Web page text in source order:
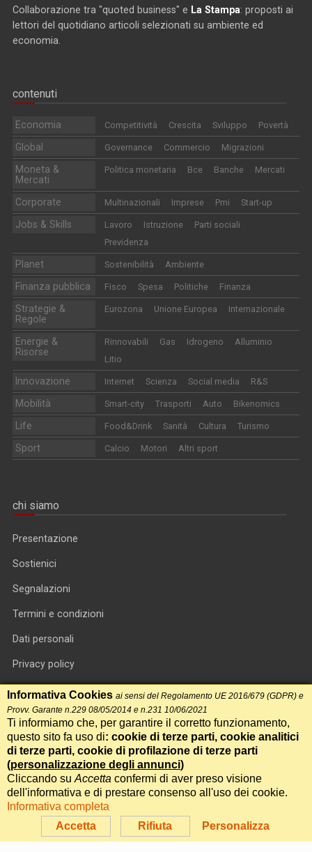
Collaborazione tra "quoted business" e La Stampa: proposti ai
lettori del quotidiano articoli selezionati su ambiente ed
economia.
contenuti
Economia Competitività Crescita Sviluppo Povertà
Global Governance Commercio Migrazioni
Moneta &
Mercati
Politica monetaria Bce Banche Mercati
Corporate Multinazionali Imprese Pmi Start-up
Jobs & Skills Lavoro Istruzione
Parti sociali
Previdenza
Planet Sostenibilità Ambiente
Finanza pubblica Fisco Spesa Politiche Finanza
Strategie &
Regole
Eurozona Unione Europea Internazionale
Energie &
Risorse
Rinnovabili Gas Idrogeno
Alluminio
Litio
Innovazione Internet Scienza Social media R&S
Mobilità Smart-city Trasporti Auto Bikenomics
Life Food&Drink Sanità Cultura Turismo
Sport Calcio Motori Altri sport
chi siamo
Presentazione
Sostienici
Segnalazioni
Termini e condizioni
Dati personali
Privacy policy
Informativa cookie
RSS feed
RSS Top News
Contatti
International Communication S.r.l. • P.IVA 14478081004 • Testata
giornalistica n.191, reg. Tribunale di Roma del 14/12/2017
Powered byItala
Accetta Rifiuta Personalizza
Informativa Cookies ai sensi del Regolamento UE 2016/679 (GDPR) e
Provv. Garante n.229 08/05/2014 e n.231 10/06/2021
Ti informiamo che, per garantire il corretto funzionamento,
questo sito fa uso di: cookie di terze parti, cookie analitici
di terze parti, cookie di profilazione di terze parti
(personalizzazione degli annunci)
Cliccando su Accetta confermi di aver preso visione
dell'informativa e di prestare consenso all'uso dei cookie.
Informativa completa